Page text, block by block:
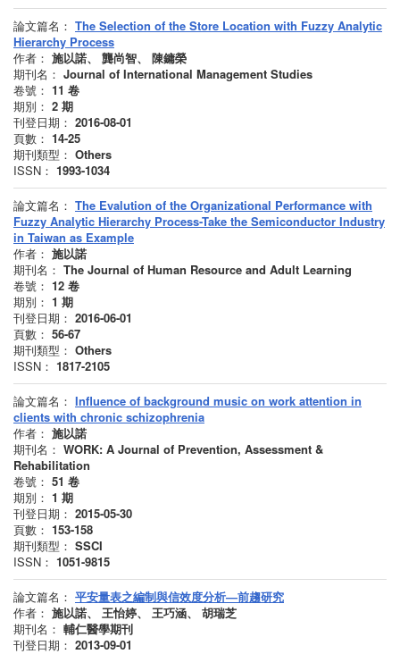
論文篇名： The Selection of the Store Location with Fuzzy Analytic
Hierarchy Process
作者： 施以諾、 龔尚智、 陳鏞榮
期刊名： Journal of International Management Studies
卷號： 11 卷
期別： 2 期
刊登日期： 2016-08-01
頁數： 14-25
期刊類型： Others
ISSN： 1993-1034
論文篇名： The Evalution of the Organizational Performance with
Fuzzy Analytic Hierarchy Process-Take the Semiconductor Industry
in Taiwan as Example
作者： 施以諾
期刊名： The Journal of Human Resource and Adult Learning
卷號： 12 卷
期別： 1 期
刊登日期： 2016-06-01
頁數： 56-67
期刊類型： Others
ISSN： 1817-2105
論文篇名： Influence of background music on work attention in
clients with chronic schizophrenia
作者： 施以諾
期刊名： WORK: A Journal of Prevention, Assessment &
Rehabilitation
卷號： 51 卷
期別： 1 期
刊登日期： 2015-05-30
頁數： 153-158
期刊類型： SSCI
ISSN： 1051-9815
論文篇名： 平安量表之編制與信效度分析—前趨研究
作者： 施以諾、 王怡婷、 王巧涵、 胡瑞芝
期刊名： 輔仁醫學期刊
刊登日期： 2013-09-01